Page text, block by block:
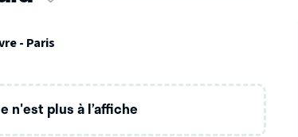
- Paris
n'est plus à l’affiche